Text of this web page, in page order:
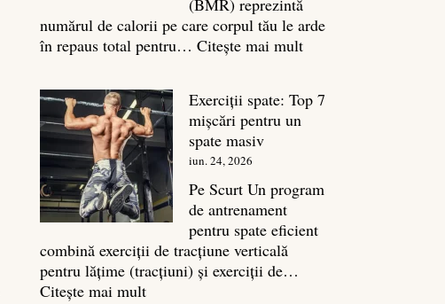
(BMR) reprezintă
numărul de calorii pe care corpul tău le arde
în repaus total pentru…Citește mai mult:
ce
sa
masa
Exerciții spate: Top 7
mișcări pentru un
spate masiv
iun. 24, 2026
Pe Scurt Un program
de antrenament
pentru spate eficient
combină exerciții de tracțiune verticală
pentru lățime (tracțiuni) și exerciții de…
Citește mai mult: